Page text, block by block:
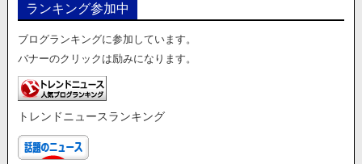
ランキング参加中
ブログランキングに参加しています。
バナーのクリックは励みになります。
トレンドニュースランキング